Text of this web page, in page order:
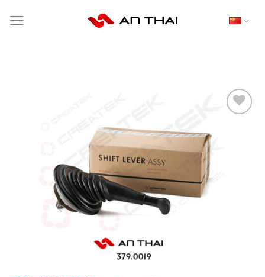
VÀO
YÊU
THÍCH